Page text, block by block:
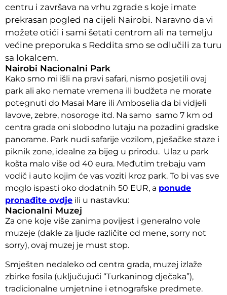
centru i završava na vrhu zgrade s koje imate
prekrasan pogled na cijeli Nairobi. Naravno da vi
možete otići i sami šetati centrom ali na temelju
većine preporuka s Reddita smo se odlučili za turu
sa lokalcem.
Nairobi Nacionalni Park
Kako smo mi išli na pravi safari, nismo posjetili ovaj
park ali ako nemate vremena ili budžeta ne morate
potegnuti do Masai Mare ili Amboselia da bi vidjeli
lavove, zebre, nosoroge itd. Na samo samo 7 km od
centra grada oni slobodno lutaju na pozadini gradske
panorame. Park nudi safarije vozilom, pješačke staze i
piknik zone, idealne za bijeg u prirodu. Ulaz u park
košta malo više od 40 eura. Međutim trebaju vam
vodič i auto kojim će vas voziti kroz park. To bi vas sve
moglo ispasti oko dodatnih 50 EUR, a ponude
pronađite ovdje ili u nastavku:
Nacionalni Muzej
Za one koje više zanima povijest i generalno vole
muzeje (dakle za ljude različite od mene, sorry not
sorry), ovaj muzej je must stop.
Smješten nedaleko od centra grada, muzej izlaže
zbirke fosila (uključujući “Turkaninog dječaka”),
tradicionalne umjetnine i etnografske predmete.